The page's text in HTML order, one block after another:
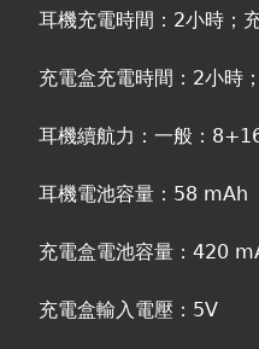
耳機充電時間：2小時；
充電盒充電時間：2小時
耳機續航力：一般：
耳機電池容量：58 mAh
充電盒電池容量：420
充電盒輸入電壓：5V